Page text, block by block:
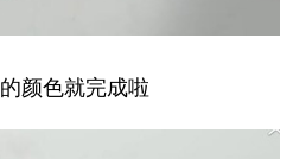
颜色就完成啦